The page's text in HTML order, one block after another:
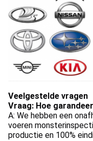
Veelgestelde vragen
Vraag: Hoe
A: We hebben een
voeren
productie en 100%